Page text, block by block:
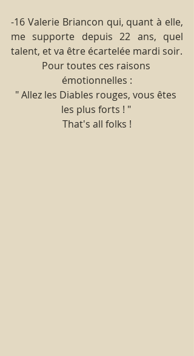
-16 Valerie Briancon qui, quant à elle,
me supporte depuis 22 ans, quel
talent, et va être écartelée mardi soir.
Pour toutes ces raisons
émotionnelles :
" Allez les Diables rouges, vous êtes
les plus forts ! "
That's all folks !